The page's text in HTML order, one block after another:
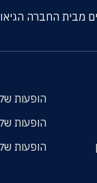
מבית החברה
הופעות
הופעות
הופעות